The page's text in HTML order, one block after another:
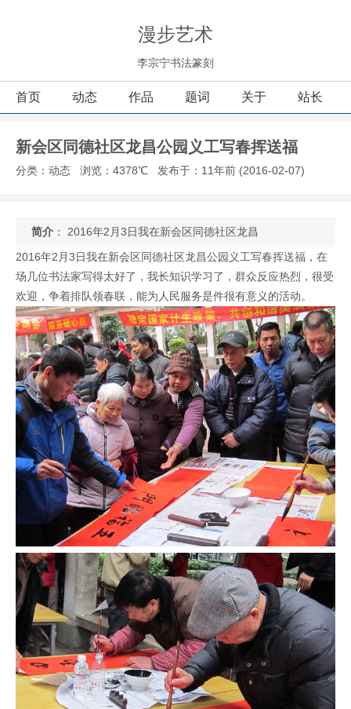
漫步艺术
李宗宁书法篆刻
首页 动态 作品 题词 关于 站长
新会区同德社区龙昌公园义工写春挥送福
分类：动态 浏览：4378℃ 发布于：11年前 (2016-02-07)
简介 ： 2016年2月3日我在新会区同德社区龙昌
2016年2月3日我在新会区同德社区龙昌公园义工写春挥送福，在
场几位书法家写得太好了，我长知识学习了，群众反应热烈，很受
欢迎，争着排队领春联，能为人民服务是件很有意义的活动。